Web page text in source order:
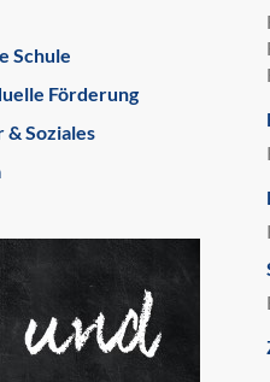
Schule
Förderung
& Soziales